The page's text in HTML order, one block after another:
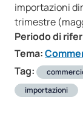
importazioni
trimestre
Periodo di
Tema:
Tag:
importazioni